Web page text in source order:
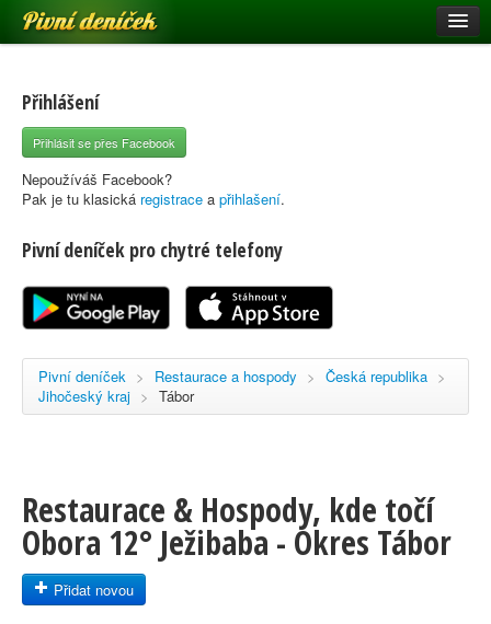
Pivní deníček
Pivní mapa
Pivní značky
Nápověda
Registrace
Přihlášení
Přihlásit se přes Facebook
Nepoužíváš Facebook?
Pak je tu klasická registrace a přihlašení.
Pivní deníček pro chytré telefony
Pivní deníček > Restaurace a hospody > Česká republika >
Jihočeský kraj > Tábor
Restaurace & Hospody, kde točí
Obora 12° Ježibaba - Okres Tábor
Přidat novou